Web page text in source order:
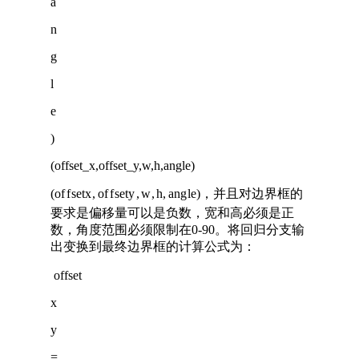
n
g
l
e
)
(offset_x,offset_y,w,h,angle)
(offsetx, offsety,w, h, angle)，并且对边界框的
要求是偏移量可以是负数，宽和高必须是正
数，角度范围必须限制在0-90。将回归分支输
出变换到最终边界框的计算公式为：
offset
x
y